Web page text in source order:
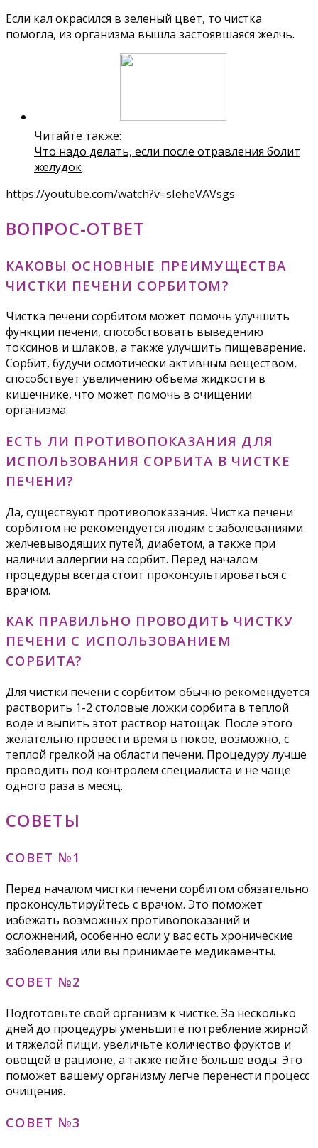
Если кал окрасился в зеленый цвет, то чистка
помогла, из организма вышла застоявшаяся желчь.
Читайте также:
Что надо делать, если после отравления болит
желудок
https://youtube.com/watch?v=sIeheVAVsgs
ВОПРОС-ОТВЕТ
КАКОВЫ ОСНОВНЫЕ ПРЕИМУЩЕСТВА
ЧИСТКИ ПЕЧЕНИ СОРБИТОМ?
Чистка печени сорбитом может помочь улучшить
функции печени, способствовать выведению
токсинов и шлаков, а также улучшить пищеварение.
Сорбит, будучи осмотически активным веществом,
способствует увеличению объема жидкости в
кишечнике, что может помочь в очищении
организма.
ЕСТЬ ЛИ ПРОТИВОПОКАЗАНИЯ ДЛЯ
ИСПОЛЬЗОВАНИЯ СОРБИТА В ЧИСТКЕ
ПЕЧЕНИ?
Да, существуют противопоказания. Чистка печени
сорбитом не рекомендуется людям с заболеваниями
желчевыводящих путей, диабетом, а также при
наличии аллергии на сорбит. Перед началом
процедуры всегда стоит проконсультироваться с
врачом.
КАК ПРАВИЛЬНО ПРОВОДИТЬ ЧИСТКУ
ПЕЧЕНИ С ИСПОЛЬЗОВАНИЕМ
СОРБИТА?
Для чистки печени с сорбитом обычно рекомендуется
растворить 1-2 столовые ложки сорбита в теплой
воде и выпить этот раствор натощак. После этого
желательно провести время в покое, возможно, с
теплой грелкой на области печени. Процедуру лучше
проводить под контролем специалиста и не чаще
одного раза в месяц.
СОВЕТЫ
СОВЕТ №1
Перед началом чистки печени сорбитом обязательно
проконсультируйтесь с врачом. Это поможет
избежать возможных противопоказаний и
осложнений, особенно если у вас есть хронические
заболевания или вы принимаете медикаменты.
СОВЕТ №2
Подготовьте свой организм к чистке. За несколько
дней до процедуры уменьшите потребление жирной
и тяжелой пищи, увеличьте количество фруктов и
овощей в рационе, а также пейте больше воды. Это
поможет вашему организму легче перенести процесс
очищения.
СОВЕТ №3